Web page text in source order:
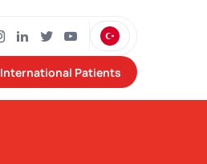
International Patients